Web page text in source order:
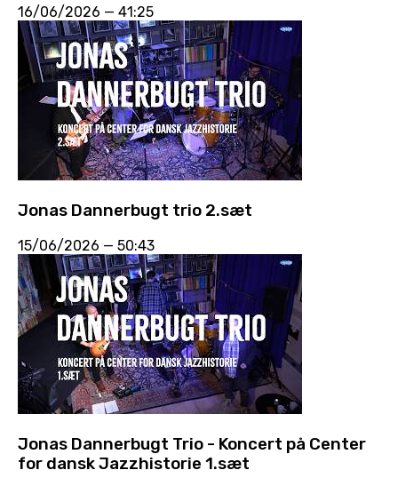
16/06/2026 — 41:25
Jonas Dannerbugt trio 2.sæt
15/06/2026 — 50:43
Jonas Dannerbugt Trio - Koncert på Center
for dansk Jazzhistorie 1.sæt